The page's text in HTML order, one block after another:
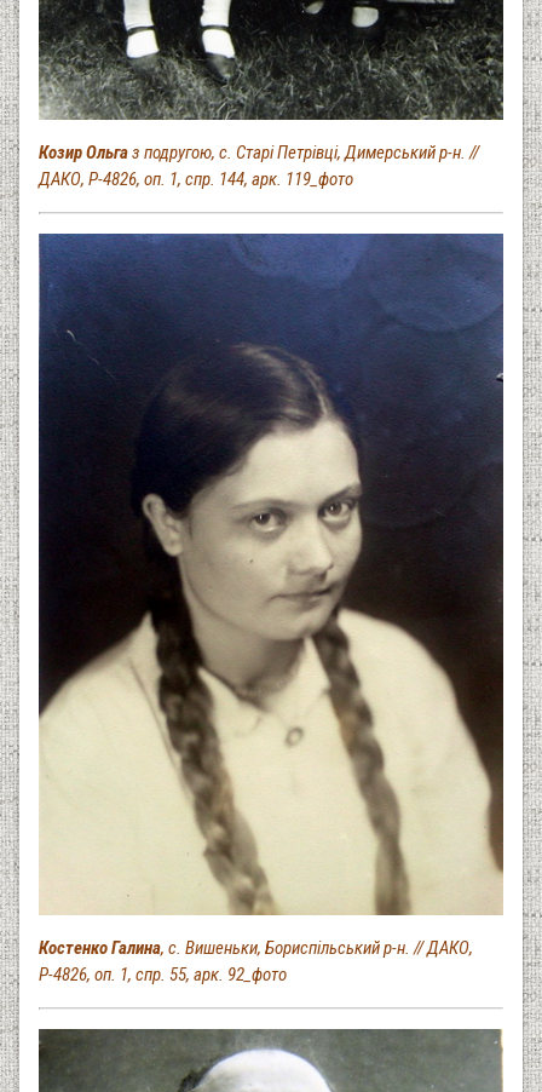
Козир Ольгаз подругою, с. Старі Петрівці, Димерський р-н. //
ДАКО, Р-4826, оп. 1, спр. 144, арк. 119_фото
Костенко Галина, с. Вишеньки, Бориспільський р-н. // ДАКО,
Р-4826, оп. 1, спр. 55, арк. 92_фото